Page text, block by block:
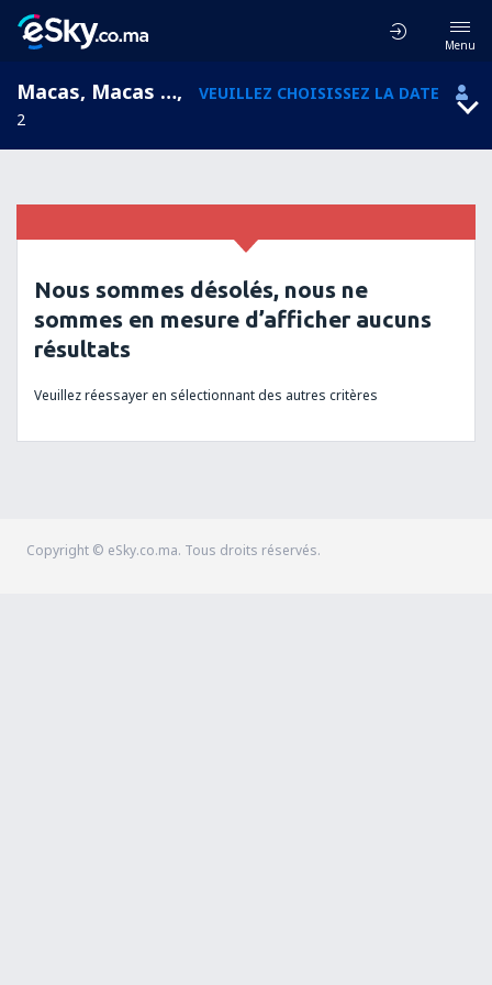
Menu
Macas, Macas Airport, Morona Santiago, Équateur (XMS),
VEUILLEZ CHOISISSEZ LA DATE
2
Nous sommes désolés, nous ne
sommes en mesure d’afficher aucuns
résultats
Veuillez réessayer en sélectionnant des autres critères
Copyright © eSky.co.ma. Tous droits réservés.